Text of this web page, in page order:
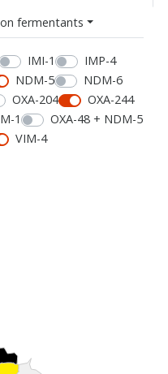
fermentants
IMI-1
IMP-4
NDM-5
NDM-6
OXA-204
OXA-244
1
OXA-48 + NDM-5
VIM-4